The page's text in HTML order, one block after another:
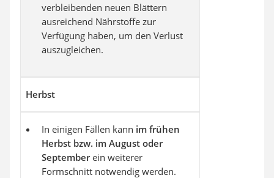
verbleibenden neuen Blättern
ausreichend Nährstoffe zur
Verfügung haben, um den Verlust
auszugleichen.
Herbst
In einigen Fällen kann im frühen
Herbst bzw. im August oder
Septemberein weiterer
Formschnitt notwendig werden.